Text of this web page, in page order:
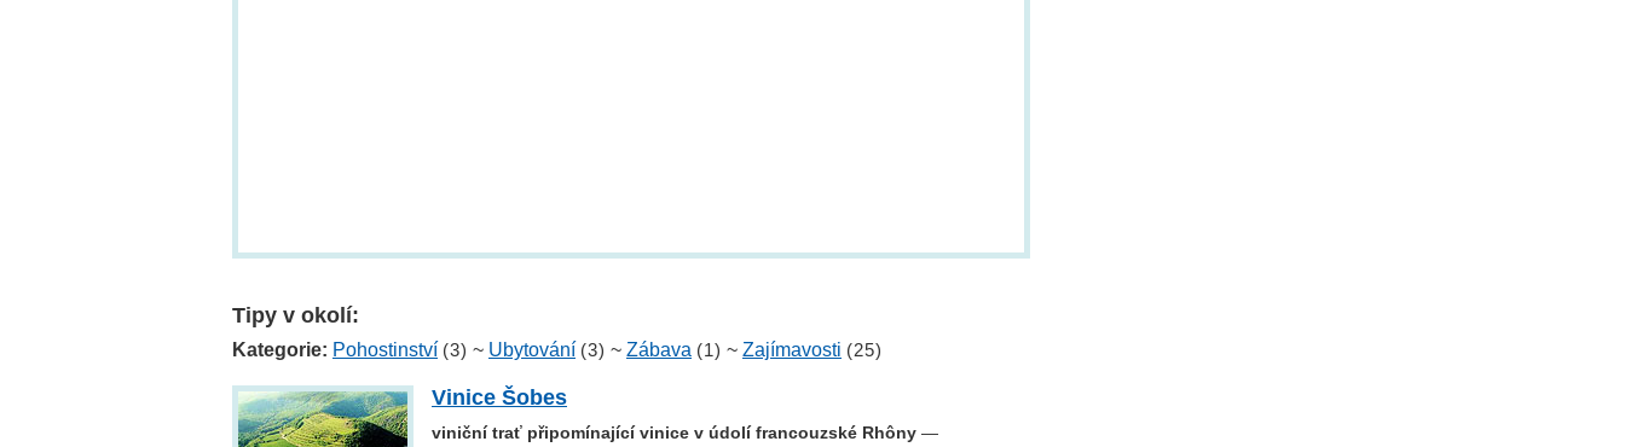
Tipy v okolí:
Kategorie: Pohostinství (3) ~ Ubytování (3) ~ Zábava (1) ~ Zajímavosti (25)
Vinice Šobes
viniční trať připomínající vinice v údolí francouzské Rhôny —